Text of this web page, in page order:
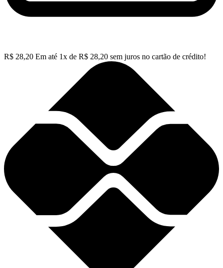
R$ 28,20 Em até 1x de R$ 28,20 sem juros no cartão de crédito!